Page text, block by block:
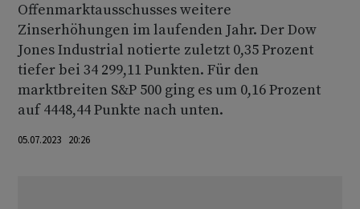
Offenmarktausschusses weitere
Zinserhöhungen im laufenden Jahr. Der Dow
Jones Industrial notierte zuletzt 0,35 Prozent
tiefer bei 34 299,11 Punkten. Für den
marktbreiten S&P 500 ging es um 0,16 Prozent
auf 4448,44 Punkte nach unten.
05.07.2023 20:26